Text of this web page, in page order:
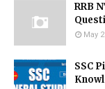
RRB
May
SSC